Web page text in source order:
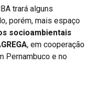
trará alguns
porém, mais espaço
socioambientais
, em cooperação
Pernambuco e no